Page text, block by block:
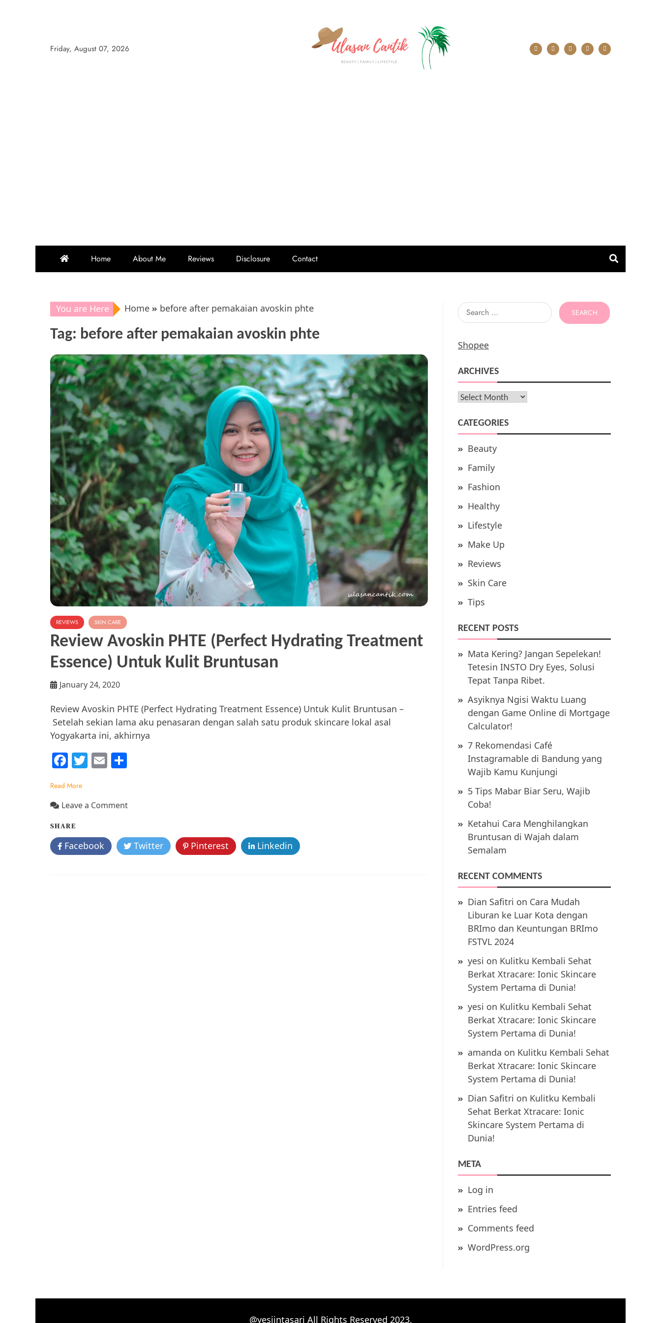
Friday, August 07, 2026
Home About Me Reviews Disclosure Contact
You are Here Home before after pemakaian avoskin phte
Tag: before after pemakaian avoskin phte
REVIEWS SKIN CARE
Review Avoskin PHTE (Perfect Hydrating Treatment
Essence) Untuk Kulit Bruntusan
January 24, 2020
Review Avoskin PHTE (Perfect Hydrating Treatment Essence) Untuk Kulit Bruntusan –
Setelah sekian lama aku penasaran dengan salah satu produk skincare lokal asal
Yogyakarta ini, akhirnya
F
c
e
b
o
o
T
er
E
l e
Read More
Leave a Commenton
PHTE
(Perfect
SHARE
Facebook Twitter Pinterest Linkedin
Search
for:
Shopee
ARCHIVES
Archives
CATEGORIES
Beauty
Family
Fashion
Healthy
Lifestyle
Make Up
Reviews
Skin Care
Tips
RECENT POSTS
Mata Kering? Jangan Sepelekan!
Tetesin INSTO Dry Eyes, Solusi
Tepat Tanpa Ribet.
Asyiknya Ngisi Waktu Luang
dengan Game Online di Mortgage
Calculator!
7 Rekomendasi Café
Instagramable di Bandung yang
Wajib Kamu Kunjungi
5 Tips Mabar Biar Seru, Wajib
Coba!
Ketahui Cara Menghilangkan
Bruntusan di Wajah dalam
Semalam
RECENT COMMENTS
Dian Safitri on Cara Mudah
Liburan ke Luar Kota dengan
BRImo dan Keuntungan BRImo
FSTVL 2024
yesi on Kulitku Kembali Sehat
Berkat Xtracare: Ionic Skincare
System Pertama di Dunia!
yesi on Kulitku Kembali Sehat
Berkat Xtracare: Ionic Skincare
System Pertama di Dunia!
amanda on Kulitku Kembali Sehat
Berkat Xtracare: Ionic Skincare
System Pertama di Dunia!
Dian Safitri on Kulitku Kembali
Sehat Berkat Xtracare: Ionic
Skincare System Pertama di
Dunia!
META
Log in
Entries feed
Comments feed
WordPress.org
@yesiintasari All Rights Reserved 2023.